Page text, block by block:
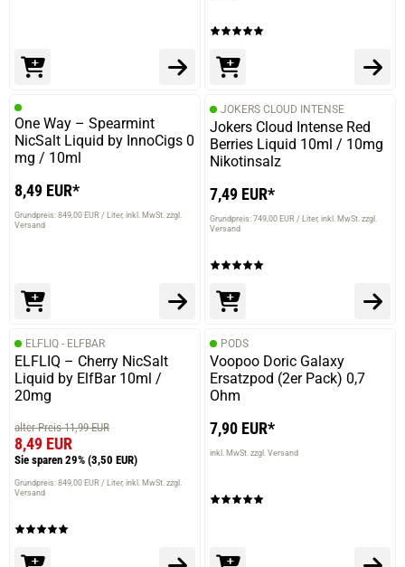
One Way – Spearmint
NicSalt Liquid by InnoCigs 0
mg / 10ml
8,49 EUR*
Grundpreis: 849,00 EUR / Liter inkl. MwSt. zzgl.
Versand
JOKERS CLOUD INTENSE
Jokers Cloud Intense Red
Berries Liquid 10ml / 10mg
Nikotinsalz
7,49 EUR*
Grundpreis: 749,00 EUR / Liter inkl. MwSt. zzgl.
Versand
ELFLIQ - ELFBAR
ELFLIQ – Cherry NicSalt
Liquid by ElfBar 10ml /
20mg
alter Preis 11,99 EUR
8,49 EUR
Sie sparen 29% (3,50 EUR)
Grundpreis: 849,00 EUR / Liter inkl. MwSt. zzgl.
Versand
PODS
Voopoo Doric Galaxy
Ersatzpod (2er Pack) 0,7
Ohm
7,90 EUR*
inkl. MwSt. zzgl. Versand